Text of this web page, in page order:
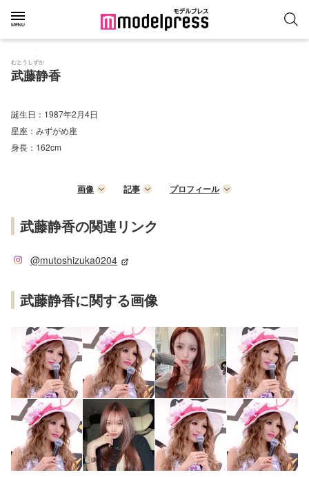
むとうしずか
武藤静香
誕生日： 1987年2月4日
星座： みずがめ座
身長： 162cm
画像 記事 プロフィール
武藤静香の関連リンク
@mutoshizuka0204
武藤静香に関する画像